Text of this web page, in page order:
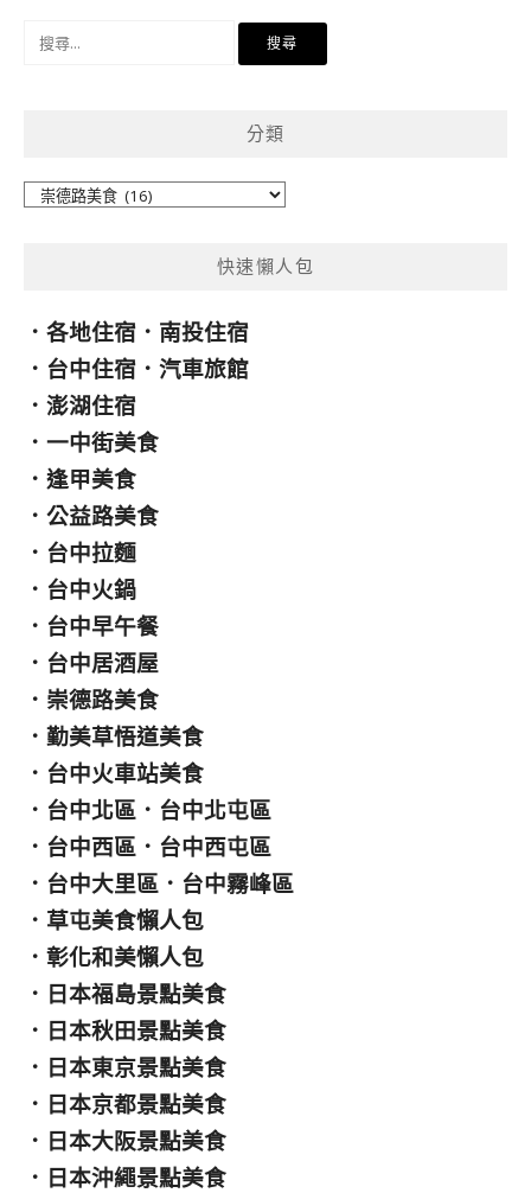
分類
快速懶人包
． 各地住宿 ． 南投住宿
． 台中住宿 ． 汽車旅館
． 澎湖住宿
． 一中街美食
． 逢甲美食
． 公益路美食
． 台中拉麵
． 台中火鍋
． 台中早午餐
． 台中居酒屋
． 崇德路美食
． 勤美草悟道美食
． 台中火車站美食
． 台中北區 ． 台中北屯區
． 台中西區 ． 台中西屯區
． 台中大里區 ． 台中霧峰區
． 草屯美食懶人包
． 彰化和美懶人包
． 日本福島景點美食
． 日本秋田景點美食
． 日本東京景點美食
． 日本京都景點美食
． 日本大阪景點美食
． 日本沖繩景點美食